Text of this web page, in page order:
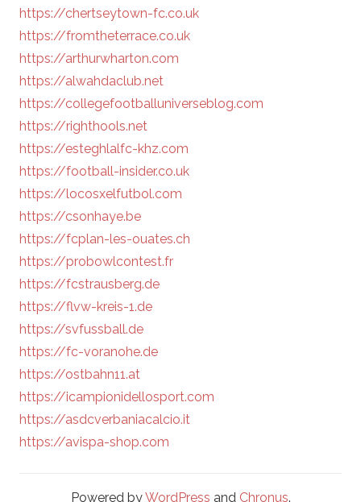
https://chertseytown-fc.co.uk
https://fromtheterrace.co.uk
https://arthurwharton.com
https://alwahdaclub.net
https://collegefootballuniverseblog.com
https://righthools.net
https://esteghlalfc-khz.com
https://football-insider.co.uk
https://locosxelfutbol.com
https://csonhaye.be
https://fcplan-les-ouates.ch
https://probowlcontest.fr
https://fcstrausberg.de
https://flvw-kreis-1.de
https://svfussball.de
https://fc-voranohe.de
https://ostbahn11.at
https://icampionidellosport.com
https://asdcverbaniacalcio.it
https://avispa-shop.com
Powered byWordPress and Chronus.